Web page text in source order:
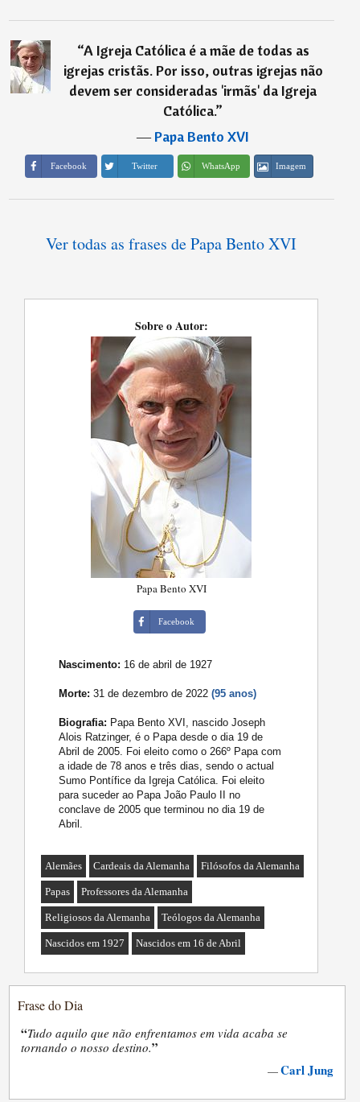
“A Igreja Católica é a mãe de todas as
igrejas cristãs. Por isso, outras igrejas não
devem ser consideradas 'irmãs' da Igreja
Católica.”
―Papa Bento XVI
Facebook Twitter WhatsApp Imagem
Ver todas as frases de Papa Bento XVI
Sobre o Autor:
Papa Bento XVI
Facebook
Nascimento: 16 de abril de 1927
Morte: 31 de dezembro de 2022(95 anos)
Biografia: Papa Bento XVI, nascido Joseph
Alois Ratzinger, é o Papa desde o dia 19 de
Abril de 2005. Foi eleito como o 266º Papa com
a idade de 78 anos e três dias, sendo o actual
Sumo Pontífice da Igreja Católica. Foi eleito
para suceder ao Papa João Paulo II no
conclave de 2005 que terminou no dia 19 de
Abril.
Alemães Cardeais da Alemanha Filósofos da Alemanha
Papas Professores da Alemanha
Religiosos da Alemanha Teólogos da Alemanha
Nascidos em 1927 Nascidos em 16 de Abril
Frase do Dia
“Tudo aquilo que não enfrentamos em vida acaba se
tornando o nosso destino.”
—Carl Jung